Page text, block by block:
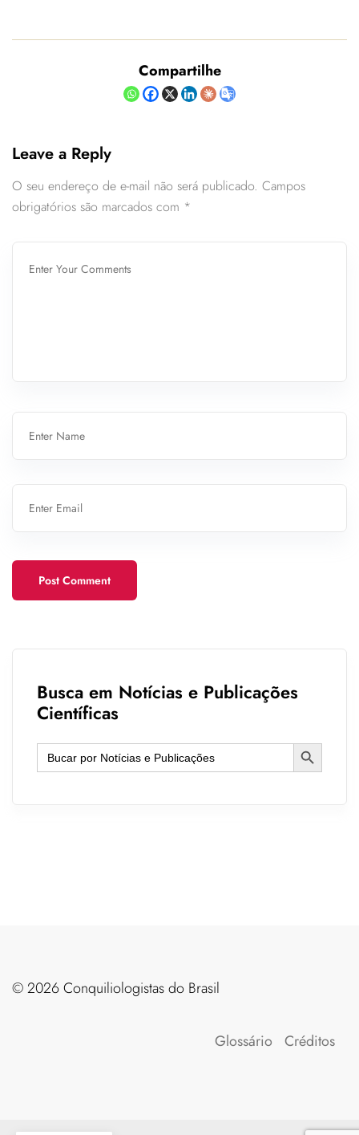
Compartilhe
Leave a Reply
O seu endereço de e-mail não será publicado. Campos
obrigatórios são marcados com *
Post Comment
Busca em Notícias e Publicações
Científicas
Search
for:
Search Button
©️ 2026 Conquiliologistas do Brasil
Glossário Créditos